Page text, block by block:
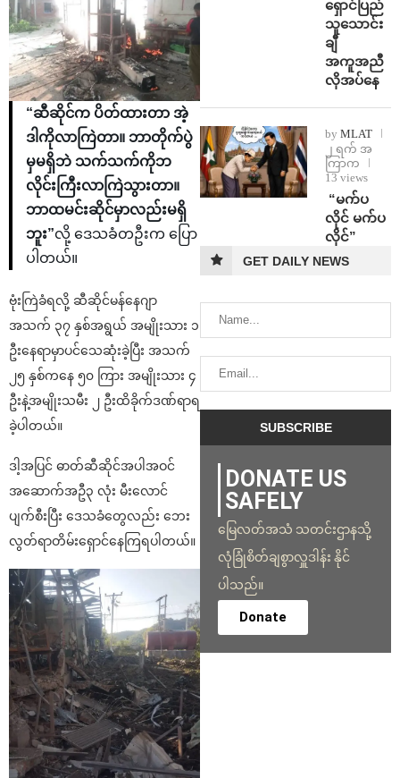
“ဆီဆိုင်က ပိတ်ထားတာ အဲ့
ဒါကိုလာကြဲတာ။ ဘာတိုက်ပွဲ
မှမရှိဘဲ သက်သက်ကိုဘ
လိုင်းကြီးလာကြဲသွားတာ။
ဘာထမင်းဆိုင်မှာလည်းမရှိ
ဘူး”လို့ ဒေသခံတဦးက ပြော
ပါတယ်။
ဗုံးကြဲခံရလို့ ဆီဆိုင်မန်နေဂျာ
အသက် ၃၇ နှစ်အရွယ် အမျိုးသား ၁
ဦးနေရာမှာပင်သေဆုံးခဲ့ပြီး အသက်
၂၅ နှစ်ကနေ ၅၀ ကြား အမျိုးသား ၄
ဦးနဲ့အမျိုးသမီး ၂ ဦးထိခိုက်ဒဏ်ရာရ
ခဲ့ပါတယ်။
ဒါ့အပြင် ဓာတ်ဆီဆိုင်အပါအဝင်
အဆောက်အဦ၃ လုံး မီးလောင်
ပျက်စီးပြီး ဒေသခံတွေလည်း ဘေး
လွတ်ရာတိမ်းရှောင်နေကြရပါတယ်။
ရှောင်ပြည်
သူသောင်း
ချီ
အကူအညီ
လိုအပ်နေ
by MLAT
၂ ရက် အ
ကြာက
13 views
⁨ ⁨“မက်ပ
လိုင် မက်ပ
လိုင်”
GET DAILY NEWS
DONATE US
SAFELY
မြေလတ်အသံ သတင်းဌာနသို့
လုံခြုံစိတ်ချစွာလှူဒါန်း နိုင်
ပါသည်။
Donate